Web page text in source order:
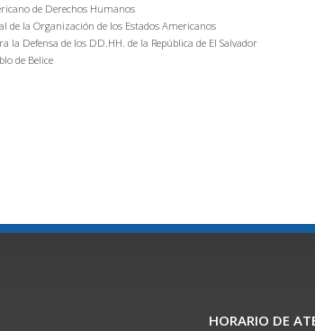
de Derechos Humanos
de la Organización de los Estados Americanos
la Defensa de los DD.HH. de la República de El Salvador
de Belice
HORARIO DE